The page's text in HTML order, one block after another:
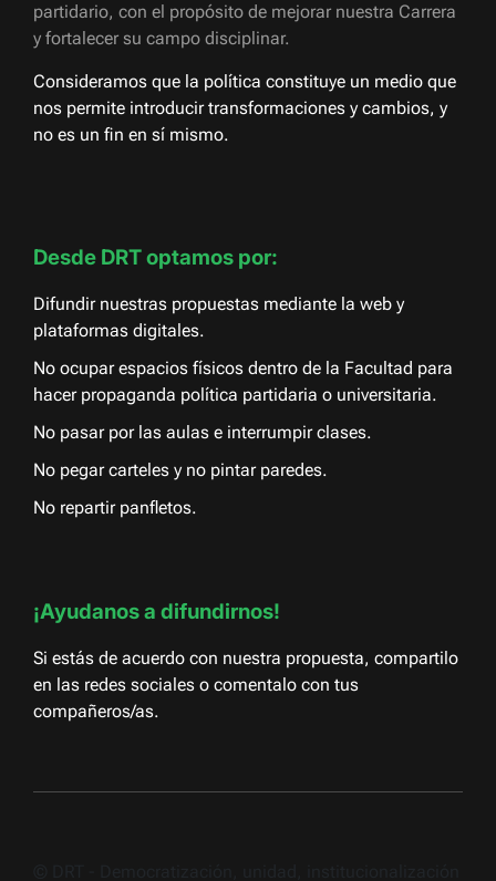
partidario, con el propósito de mejorar nuestra Carrera
y fortalecer su campo disciplinar.
Consideramos que la política constituye un medio que
nos permite introducir transformaciones y cambios, y
no es un fin en sí mismo.
Desde DRT optamos por:
Difundir nuestras propuestas mediante la web y
plataformas digitales.
No ocupar espacios físicos dentro de la Facultad para
hacer propaganda política partidaria o universitaria.
No pasar por las aulas e interrumpir clases.
No pegar carteles y no pintar paredes.
No repartir panfletos.
¡Ayudanos a difundirnos!
Si estás de acuerdo con nuestra propuesta, compartilo
en las redes sociales o comentalo con tus
compañeros/as.